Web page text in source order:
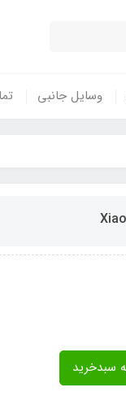
وسایل جانبی